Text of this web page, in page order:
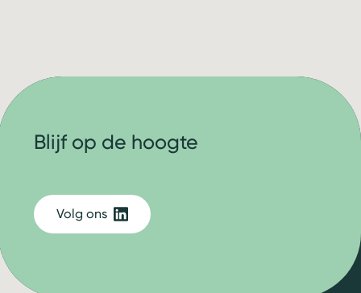
Blijf op de hoogte
Volg ons